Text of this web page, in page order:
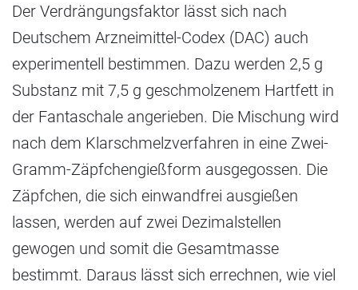
Der Verdrängungsfaktor lässt sich nach
Deutschem Arzneimittel-Codex (DAC) auch
experimentell bestimmen. Dazu werden 2,5 g
Substanz mit 7,5 g geschmolzenem Hartfett in
der Fantaschale angerieben. Die Mischung wird
nach dem Klarschmelzverfahren in eine Zwei-
Gramm-Zäpfchengießform ausgegossen. Die
Zäpfchen, die sich einwandfrei ausgießen
lassen, werden auf zwei Dezimalstellen
gewogen und somit die Gesamtmasse
bestimmt. Daraus lässt sich errechnen, wie viel